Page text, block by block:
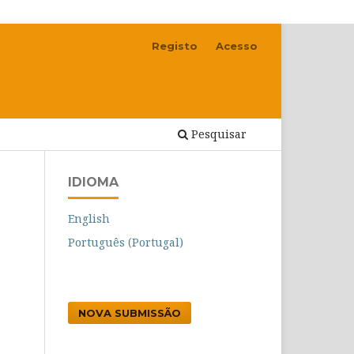
Pesquisar
Registo Acesso
IDIOMA
English
Português (Portugal)
NOVA SUBMISSÃO